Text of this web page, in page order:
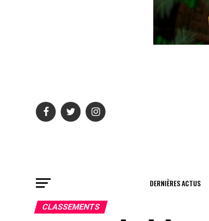
DERNIÈRES ACTUS
CLASSEMENTS